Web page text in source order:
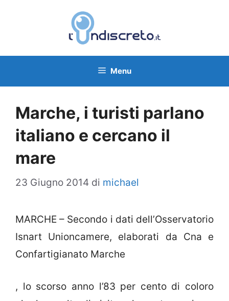
Menu
Marche, i turisti parlano
italiano e cercano il
mare
23 Giugno 2014 di michael
MARCHE – Secondo i dati dell’Osservatorio
Isnart Unioncamere, elaborati da Cna e
Confartigianato Marche
, lo scorso anno l’83 per cento di coloro